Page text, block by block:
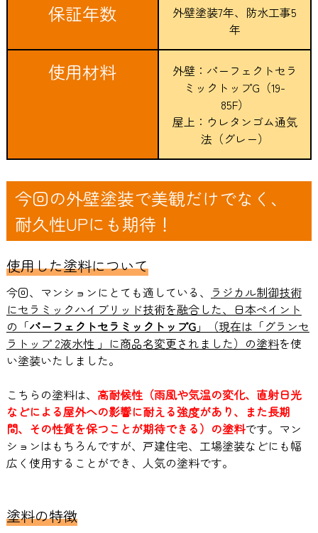
保証年数
外壁塗装7年、防水工事5
年
使用材料
外壁：パーフェクトセラ
ミックトップG（19-
85F）
屋上：ウレタンゴム通気
法（グレー）
今回の外壁塗装で美観だけでなく、
耐久性UPにも期待！
使用した塗料について
今回、マンションにとても適している、 ラジカル制御技術
にセラミックハイブリッド技術を融合した、日本ペイント
の「パーフェクトセラミックトップG」（現在は「グランセ
ラトップ 2液水性 」に商品名変更されました）の塗料を使
い塗装いたしました。
こちらの塗料は、 高耐候性（雨風や気温の変化、直射日光
などによる屋外への影響に耐える強度があり、また長期
間、その性質を保つことが期待できる）の塗料です。マン
ションはもちろんですが、戸建住宅、工場塗装などにも幅
広く使用することができ、人気の塗料です。
塗料の特徴